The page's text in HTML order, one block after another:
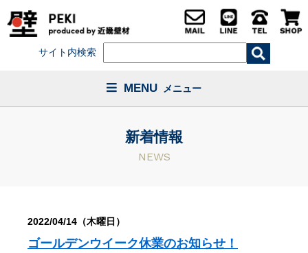
サイト内検索
MENU メニュー
新着情報
NEWS
2022/04/14（木曜日）
ゴールデンウイーク休業のお知らせ！